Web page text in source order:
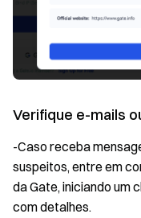
Verifique e-mails
-Caso receba
suspeitos, entre em
da Gate, iniciando um
com detalhes.